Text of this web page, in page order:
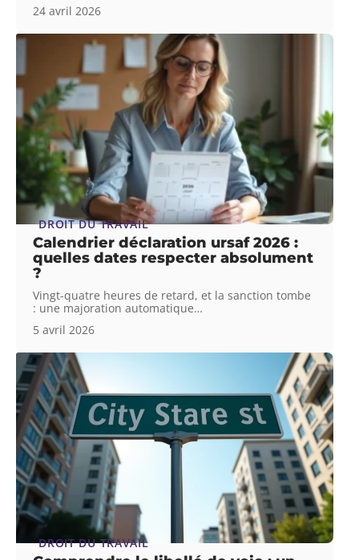
24 avril 2026
DROIT DU TRAVAIL
Calendrier déclaration ursaf 2026 :
quelles dates respecter absolument
?
Vingt-quatre heures de retard, et la sanction tombe
: une majoration automatique…
5 avril 2026
DROIT DU TRAVAIL